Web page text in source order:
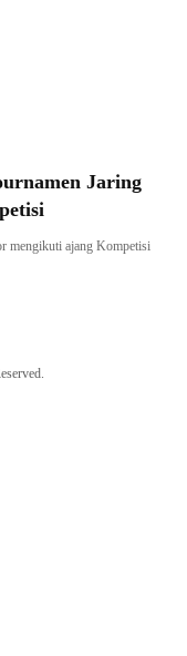
Jaring
mengikuti ajang Kompetisi